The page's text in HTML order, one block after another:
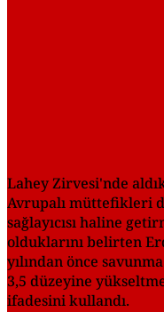
Lahey Zirvesi'nde
Avrupalı müttefikleri
sağlayıcısı haline
olduklarını belirten
yılından önce
3,5 düzeyine
ifadesini kullandı.